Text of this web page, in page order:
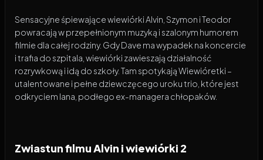
Sensacyjne śpiewające wiewiórki Alvin, Szymon i Teodor
powracają w przepełnionym muzyką i szalonym humorem
filmie dla całej rodziny. Gdy Dave ma wypadek na koncercie
i trafia do szpitala, wiewiórki zawieszają działalność
rozrywkową i idą do szkoły. Tam spotykają Wiewióretki –
utalentowane i pełne dziewczęcego uroku trio, które jest
odkryciem Iana, podłego ex-managera chłopaków.
Zwiastun filmu Alvin i wiewiórki 2